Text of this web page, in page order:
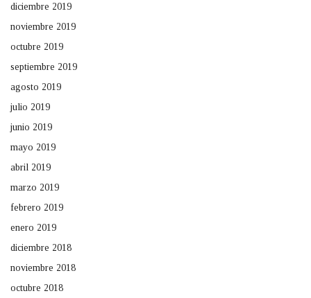
diciembre 2019
noviembre 2019
octubre 2019
septiembre 2019
agosto 2019
julio 2019
junio 2019
mayo 2019
abril 2019
marzo 2019
febrero 2019
enero 2019
diciembre 2018
noviembre 2018
octubre 2018